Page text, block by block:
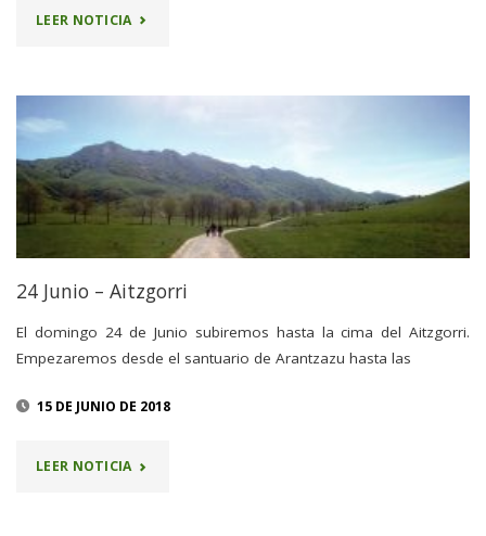
LEER NOTICIA"SALIDA
24 Junio – Aitzgorri
El domingo 24 de Junio subiremos hasta la cima del Aitzgorri.
Empezaremos desde el santuario de Arantzazu hasta las
15 DE JUNIO DE 2018
LEER NOTICIA"24